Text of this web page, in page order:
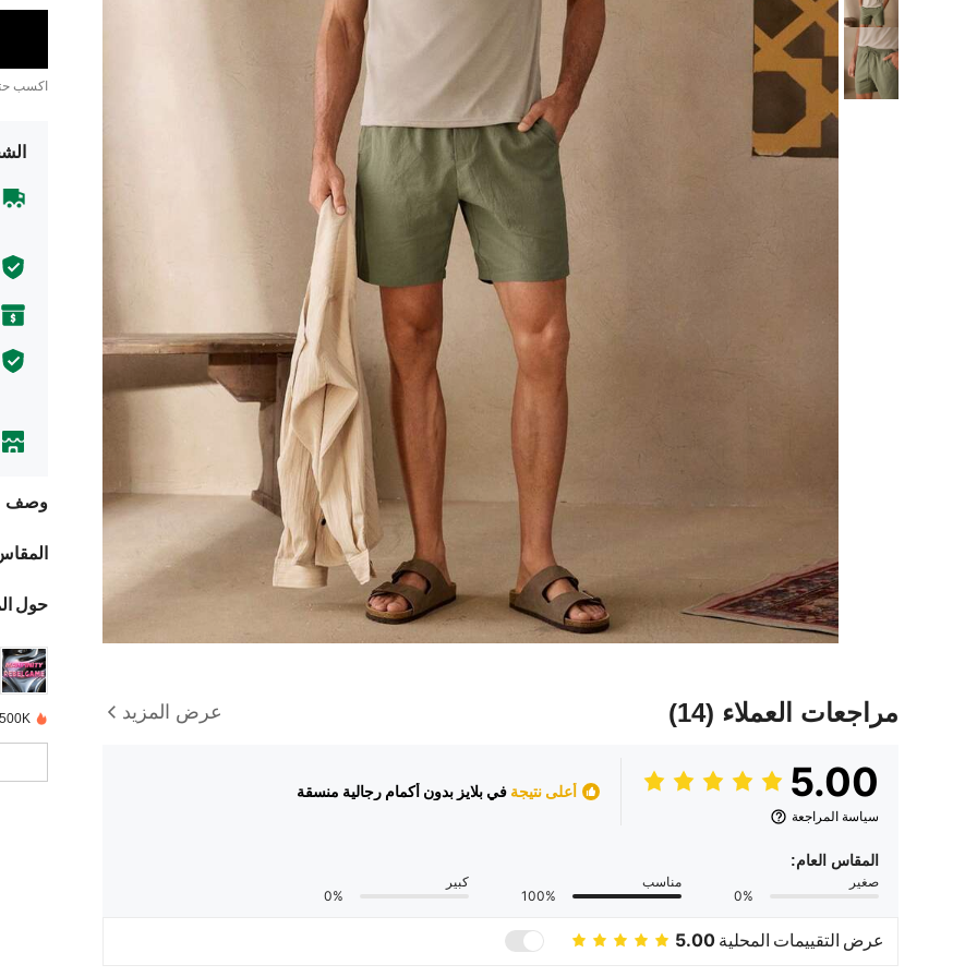
مراجعات العملاء (14) عرض المزيد
5.00
سياسة المراجعة
أعلى نتيجة في بلايز بدون أكمام رجالية منسقة
المقاس العام:
صغير
0%
مناسب
100%
كبير
0%
عرض التقييمات المحلية 5.00
اكسب
وصف
حول
500K+ تم بيعها مؤخرًا